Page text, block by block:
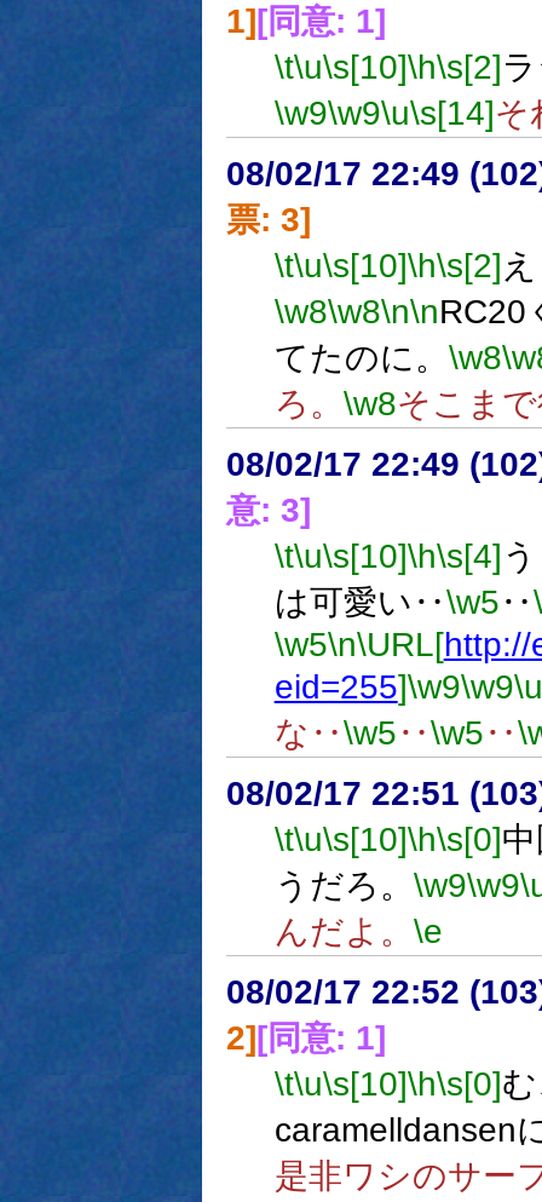
1][同意: 1]
\t\u\s[10]\h\s[2]
\w9\w9\u\s[14]そ
08/02/17 22:49
票: 3]
\t\u\s[10]\h\s[2]
\w8\w8\n\nRC20
てたのに。 \w8
ろ。 \w8そこま
08/02/17 22:49
意: 3]
\t\u\s[10]\h\s[4]
は可愛い‥\w5‥
\w5\n\URL[http://
eid=255]\w9\w9\u
な‥\w5‥\w5‥
08/02/17 22:51
\t\u\s[10]\h\s[0]
うだろ。 \w9\w9
んだよ。 \e
08/02/17 22:52
2] [同意: 1]
\t\u\s[10]\h\s[0]
caramelldansen
是非ワシのサー